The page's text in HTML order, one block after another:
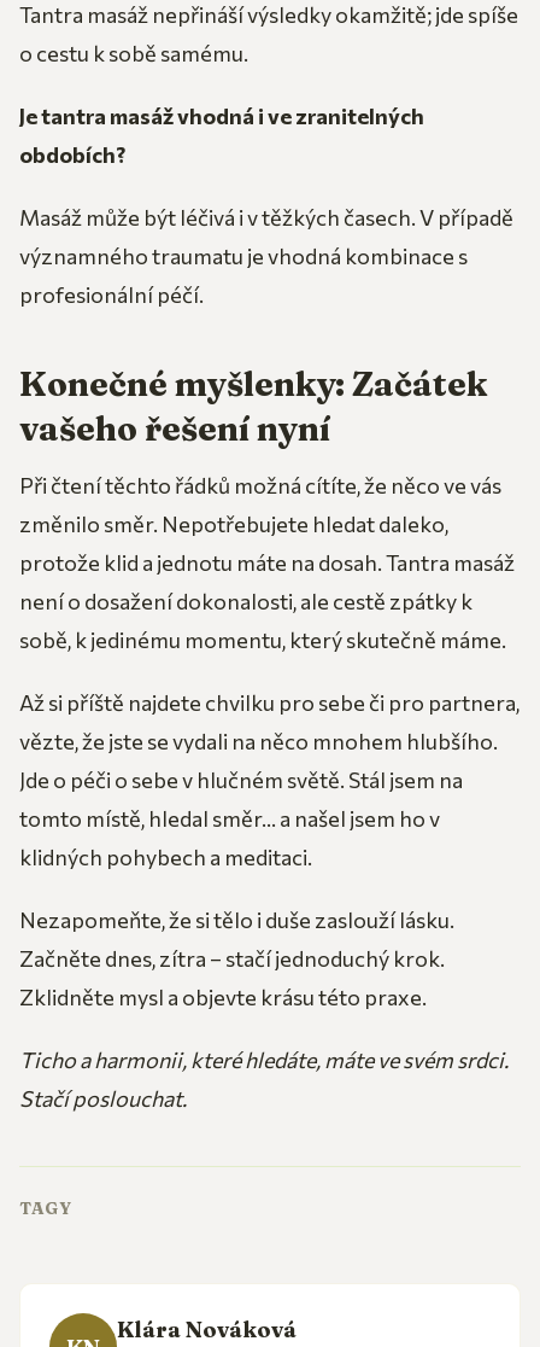
Tantra masáž nepřináší výsledky okamžitě; jde spíše
o cestu k sobě samému.
Je tantra masáž vhodná i ve zranitelných
obdobích?
Masáž může být léčivá i v těžkých časech. V případě
významného traumatu je vhodná kombinace s
profesionální péčí.
Konečné myšlenky: Začátek
vašeho řešení nyní
Při čtení těchto řádků možná cítíte, že něco ve vás
změnilo směr. Nepotřebujete hledat daleko,
protože klid a jednotu máte na dosah. Tantra masáž
není o dosažení dokonalosti, ale cestě zpátky k
sobě, k jedinému momentu, který skutečně máme.
Až si příště najdete chvilku pro sebe či pro partnera,
vězte, že jste se vydali na něco mnohem hlubšího.
Jde o péči o sebe v hlučném světě. Stál jsem na
tomto místě, hledal směr... a našel jsem ho v
klidných pohybech a meditaci.
Nezapomeňte, že si tělo i duše zaslouží lásku.
Začněte dnes, zítra – stačí jednoduchý krok.
Zklidněte mysl a objevte krásu této praxe.
Ticho a harmonii, které hledáte, máte ve svém srdci.
Stačí poslouchat.
TAGY
Klára Nováková